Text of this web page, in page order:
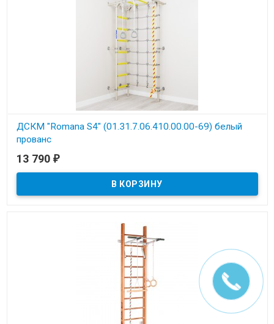
ДСКМ "Romana S4" (01.31.7.06.410.00.00-69) белый
прованс
В наличии
13 790 ₽